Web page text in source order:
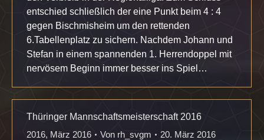
entschied schließlich der eine Punkt beim 4 : 4
gegen Bischmisheim um den rettenden
6.Tabellenplatz zu sichern. Nachdem Johann und
Stefan in einem spannenden 1. Herrendoppel mit
nervösem Beginn immer besser ins Spiel…
Thüringer Mannschaftsmeisterschaft 2016
2016, März 2016 Von rh_svgm
20. März 2016